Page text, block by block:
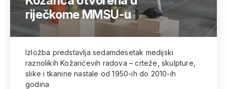
riječkome MMSU-u
Izložba predstavlja sedamdesetak medijski
raznolikih Kožarićevih radova – crteže, skulpture,
slike i tkanine nastale od 1950-ih do 2010-ih
godina